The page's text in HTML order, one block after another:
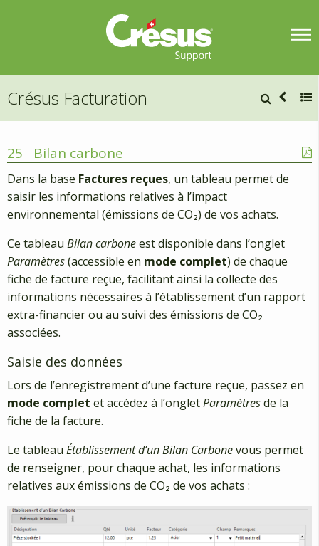
Crésus Facturation
25 Bilan carbone
Dans la base Factures reçues, un tableau permet de
saisir les informations relatives à l’impact
environnemental (émissions de CO₂) de vos achats.
Ce tableau Bilan carboneest disponible dans l’onglet
Paramètres(accessible en mode complet) de chaque
fiche de facture reçue, facilitant ainsi la collecte des
informations nécessaires à l’établissement d’un rapport
extra-financier ou au suivi des émissions de CO₂
associées.
Saisie des données
Lors de l’enregistrement d’une facture reçue, passez en
mode complet et accédez à l’ongletParamètresde la
fiche de la facture.
Le tableau Établissement d’un Bilan Carbonevous permet
de renseigner, pour chaque achat, les informations
relatives aux émissions de CO₂ de vos achats :